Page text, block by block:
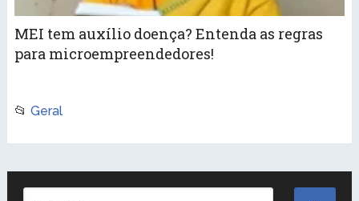
MEI tem auxílio doença? Entenda as regras
para microempreendedores!
📂 Geral